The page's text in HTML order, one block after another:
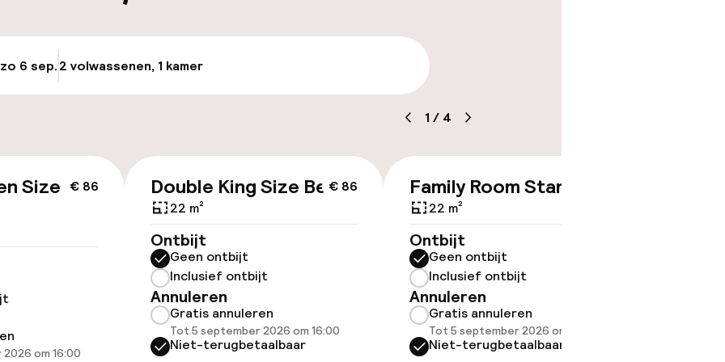
auto op
Transferservice
geoptimaliseerde kamers
beschikbaar
6 sep.2 volwassenen, 1 kamer
1 / 4
€ 86
Size
om 16:00
€ 86
Double King Size Bed
22 m²
Ontbijt
Geen ontbijt
Inclusief ontbijt
Annuleren
Gratis annuleren
Tot 5 september 2026 om 16:00
Niet-terugbetaalbaar
Family Room Standard
22 m²
Ontbijt
Geen ontbijt
Inclusief ontbijt
Annuleren
Gratis annuleren
Tot 5 september 2026 om 16:00
Niet-terugbetaalbaar